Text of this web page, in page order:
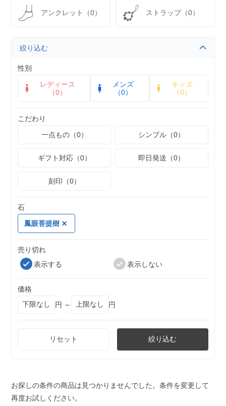
アンクレット（0） ストラップ（0）
絞り込む
性別
レディース
（0）
メンズ
（0）
キッズ
（0）
こだわり
一点もの（0）
シンプル（0）
ギフト対応（0） 即日発送（0）
刻印（0）
石
鳳眼菩提樹
売り切れ
表示する
表示しない
価格
円 ～
円
リセット 絞り込む
お探しの条件の商品は見つかりませんでした。条件を変更して
再度お試しください。